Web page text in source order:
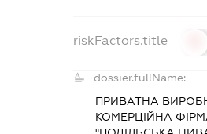
riskFactors.title
dossier.fullName:
ПРИВАТНА
КОМЕРЦІЙНА